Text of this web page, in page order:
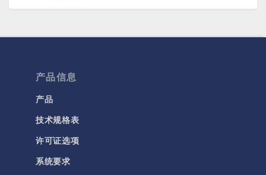
产品信息
产品
技术规格表
许可证选项
系统要求